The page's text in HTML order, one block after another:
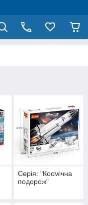
Серія: "Космічна
подорож"